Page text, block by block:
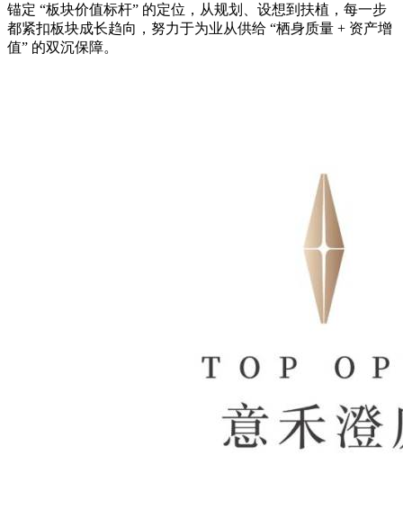
锚定 “板块价值标杆” 的定位，从规划、设想到扶植，每一步
都紧扣板块成长趋向，努力于为业从供给 “栖身质量 + 资产增
值” 的双沉保障。